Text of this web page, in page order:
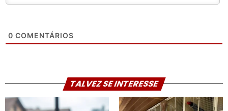
0 COMENTÁRIOS
TALVEZ SE INTERESSE